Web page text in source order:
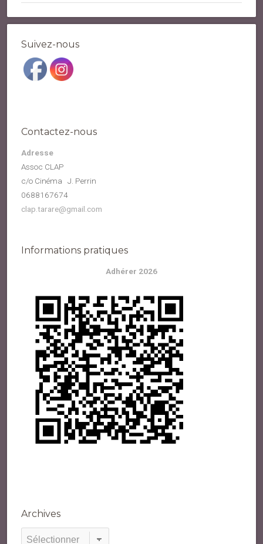
Suivez-nous
Contactez-nous
Adresse
Assoc CLAP
c/o Cinéma J. Perrin
0688167674
clap.tarare@gmail.com
Informations pratiques
Adhérer 2026
Archives
Archives